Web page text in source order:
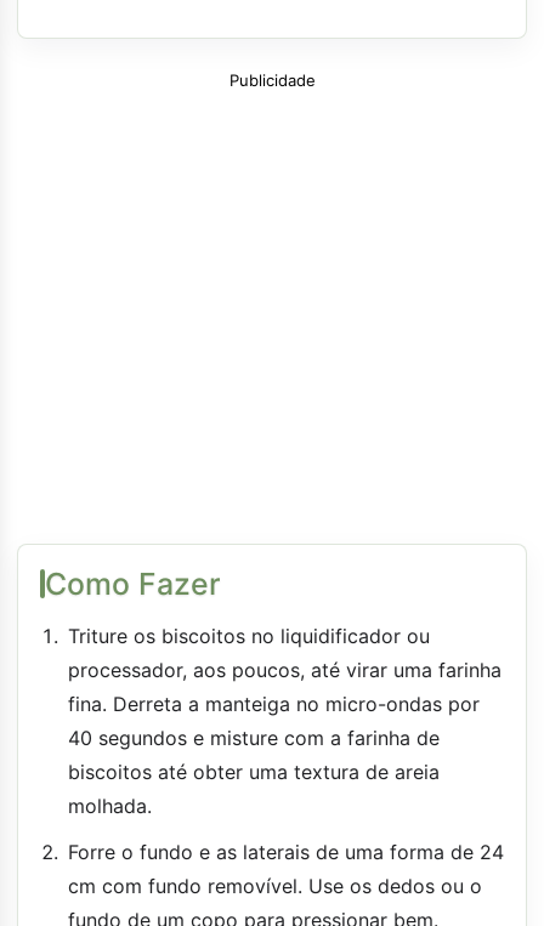
Publicidade
Como Fazer
Triture os biscoitos no liquidificador ou
processador, aos poucos, até virar uma farinha
fina. Derreta a manteiga no micro-ondas por
40 segundos e misture com a farinha de
biscoitos até obter uma textura de areia
molhada.
Forre o fundo e as laterais de uma forma de 24
cm com fundo removível. Use os dedos ou o
fundo de um copo para pressionar bem.